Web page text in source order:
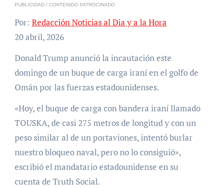
PUBLICIDAD / CONTENIDO PATROCINADO
Por: Redacción Noticias al Dia y a la Hora
20 abril, 2026
Donald Trump anunció la incautación este
domingo de un buque de carga iraní en el golfo de
Omán por las fuerzas estadounidenses.
«Hoy, el buque de carga con bandera iraní llamado
TOUSKA, de casi 275 metros de longitud y con un
peso similar al de un portaviones, intentó burlar
nuestro bloqueo naval, pero no lo consiguió»,
escribió el mandatario estadounidense en su
cuenta de Truth Social.